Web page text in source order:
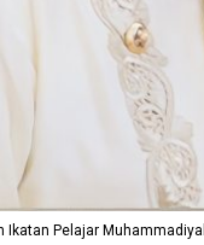
Ikatan Pelajar